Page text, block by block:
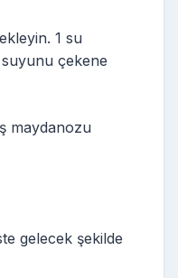
1 su
suyunu çekene
maydanozu
gelecek şekilde